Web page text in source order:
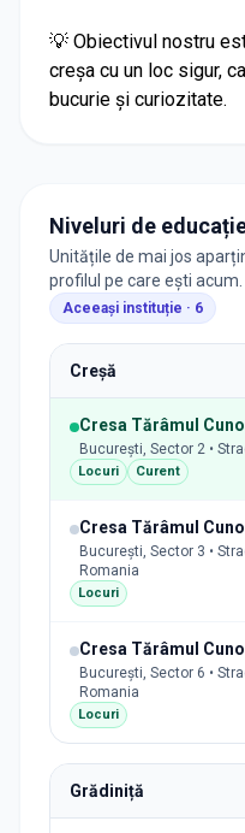
💡 Obiectivul nostru
creșa cu un loc sigur,
bucurie și curiozitate.
Niveluri de
Unitățile de mai jos
profilul pe care ești acum.
Aceeași instituție · 6
Creșă
Cresa Tărâmul
București, Sector 2 •
Locuri Curent
Cresa Tărâmul
București, Sector 3 •
Romania
Locuri
Cresa Tărâmul
București, Sector 6 •
Romania
Locuri
Grădiniță